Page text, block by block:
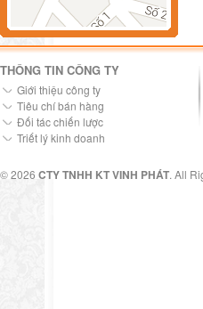
THÔNG TIN CÔNG TY
Giới thiệu công ty
Tiêu chí bán hàng
Đối tác chiến lược
Triết lý kinh doanh
© 2026 CTY TNHH KT VINH PHÁT. All